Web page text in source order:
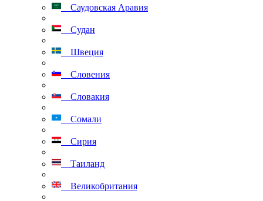
Саудовская Аравия
Судан
Швеция
Словения
Словакия
Сомали
Сирия
Таиланд
Великобритания